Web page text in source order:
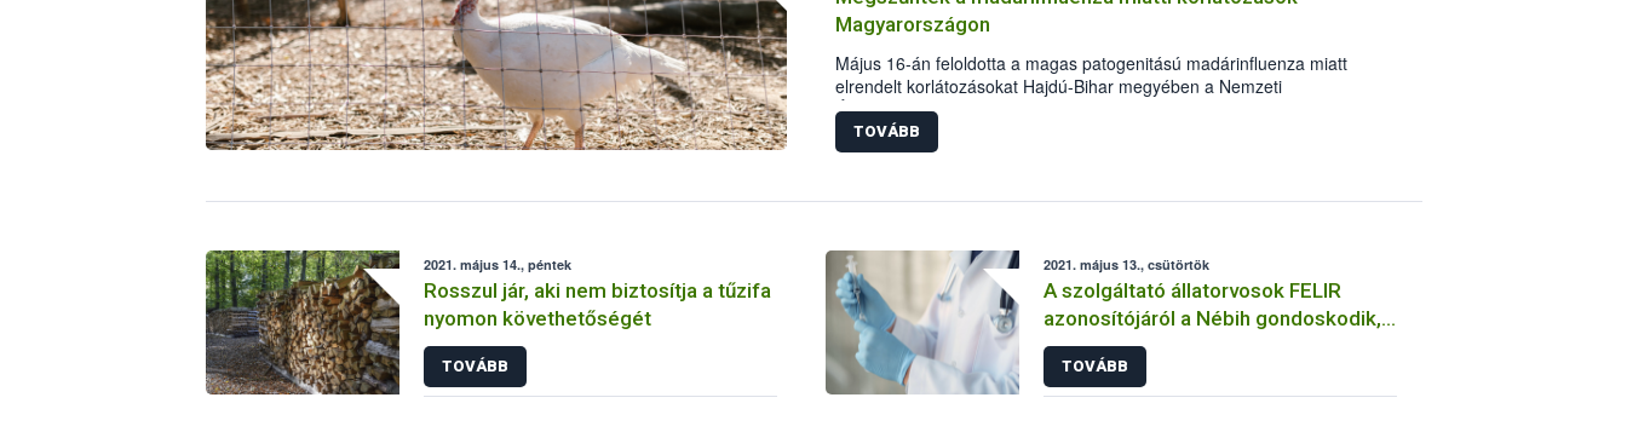
Magyarországon
Május 16-án feloldotta a magas patogenitású madárinfluenza miatt
elrendelt korlátozásokat Hajdú-Bihar megyében a Nemzeti
Élelmiszerlánc-biztonsági Hivatal (Nébih). Az enyhítő intézkedés annak
köszönhető, hogy az egy hónappal korábbi esetet nem követte újabb
megbetegedés, illetve sikerült megállítani a madárinfluenza átterjedését
TOVÁBB
2021. május 14., péntek
Rosszul jár, aki nem biztosítja a tűzifa
nyomon követhetőségét
TOVÁBB
2021. május 13., csütörtök
A szolgáltató állatorvosok FELIR
azonosítójáról a Nébih gondoskodik,
de e-ügyintézési lehetőség is
rendelkezésre áll
TOVÁBB